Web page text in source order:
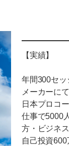
【実績】
年間300セッ
メーカーに
日本プロコ
仕事で5000
方・ビジネ
自己投資600